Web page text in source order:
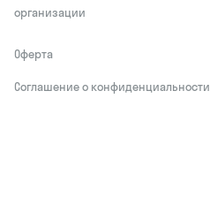
организации
Оферта
Соглашение о конфиденциальности